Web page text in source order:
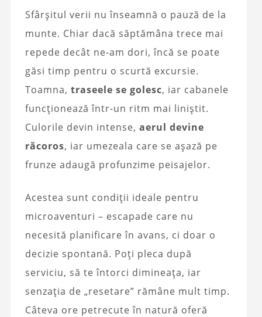
Sfârșitul verii nu înseamnă o pauză de la
munte. Chiar dacă săptămâna trece mai
repede decât ne-am dori, încă se poate
găsi timp pentru o scurtă excursie.
Toamna, traseele se golesc, iar cabanele
funcționează într-un ritm mai liniștit.
Culorile devin intense, aerul devine
răcoros, iar umezeala care se așază pe
frunze adaugă profunzime peisajelor.
Acestea sunt condiții ideale pentru
microaventuri – escapade care nu
necesită planificare în avans, ci doar o
decizie spontană. Poți pleca după
serviciu, să te întorci dimineața, iar
senzația de „resetare” rămâne mult timp.
Câteva ore petrecute în natură oferă